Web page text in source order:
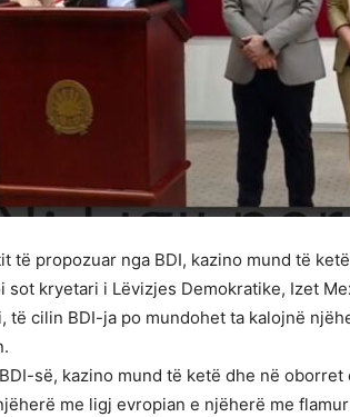
të propozuar nga BDI, kazino mund të
sot kryetari i Lëvizjes Demokratike, Izet
të cilin BDI-ja po mundohet ta kalojnë
së, kazino mund të ketë dhe në
me ligj evropian e njëherë me